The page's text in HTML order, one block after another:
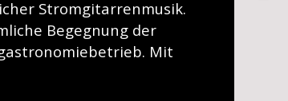
Stromgitarrenmusik.
Begegnung der
Mit